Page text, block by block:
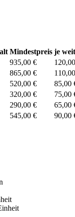
Mindestpreis je
935,00 €
865,00 €
520,00 €
85,00
320,00 €
75,00
290,00 €
65,00
545,00 € 90,00